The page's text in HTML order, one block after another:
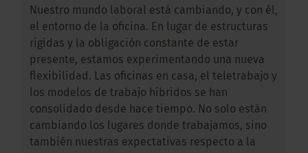
Nuestro mundo laboral está cambiando, y con él,
el entorno de la oficina. En lugar de estructuras
rígidas y la obligación constante de estar
presente, estamos experimentando una nueva
flexibilidad. Las oficinas en casa, el teletrabajo y
los modelos de trabajo híbridos se han
consolidado desde hace tiempo. No solo están
cambiando los lugares donde trabajamos, sino
también nuestras expectativas respecto a la